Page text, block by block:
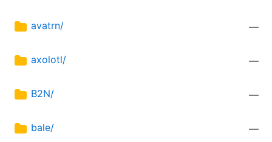
avatrn/ —
axolotl/ —
B2N/ —
bale/ —